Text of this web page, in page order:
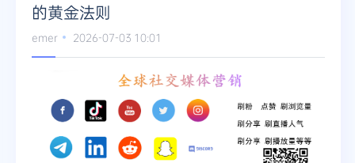
的黄金法则
emer 2026-07-03 10:01